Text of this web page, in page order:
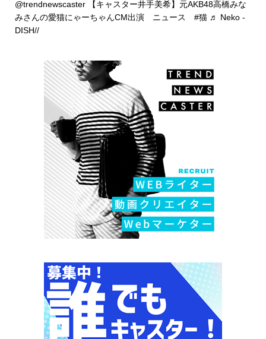
@trendnewscaster【キャスター井手美希】元AKB48高橋みな
みさんの愛猫にゃーちゃんCM出演 ニュース #猫 ♬ Neko -
DISH//